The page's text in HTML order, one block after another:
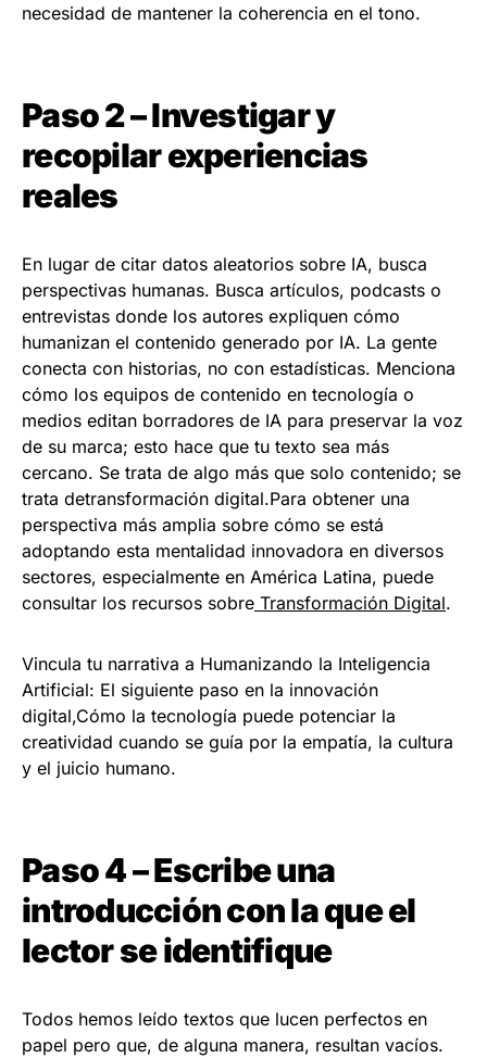
necesidad de mantener la coherencia en el tono.
Paso 2 – Investigar y
recopilar experiencias
reales
En lugar de citar datos aleatorios sobre IA, busca
perspectivas humanas. Busca artículos, podcasts o
entrevistas donde los autores expliquen cómo
humanizan el contenido generado por IA. La gente
conecta con historias, no con estadísticas. Menciona
cómo los equipos de contenido en tecnología o
medios editan borradores de IA para preservar la voz
de su marca; esto hace que tu texto sea más
cercano. Se trata de algo más que solo contenido; se
trata detransformación digital.Para obtener una
perspectiva más amplia sobre cómo se está
adoptando esta mentalidad innovadora en diversos
sectores, especialmente en América Latina, puede
consultar los recursos sobre Transformación Digital.
Vincula tu narrativa a Humanizando la Inteligencia
Artificial: El siguiente paso en la innovación
digital,Cómo la tecnología puede potenciar la
creatividad cuando se guía por la empatía, la cultura
y el juicio humano.
Paso 4 – Escribe una
introducción con la que el
lector se identifique
Todos hemos leído textos que lucen perfectos en
papel pero que, de alguna manera, resultan vacíos.